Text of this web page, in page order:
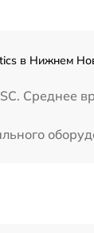
в Нижнем
Среднее